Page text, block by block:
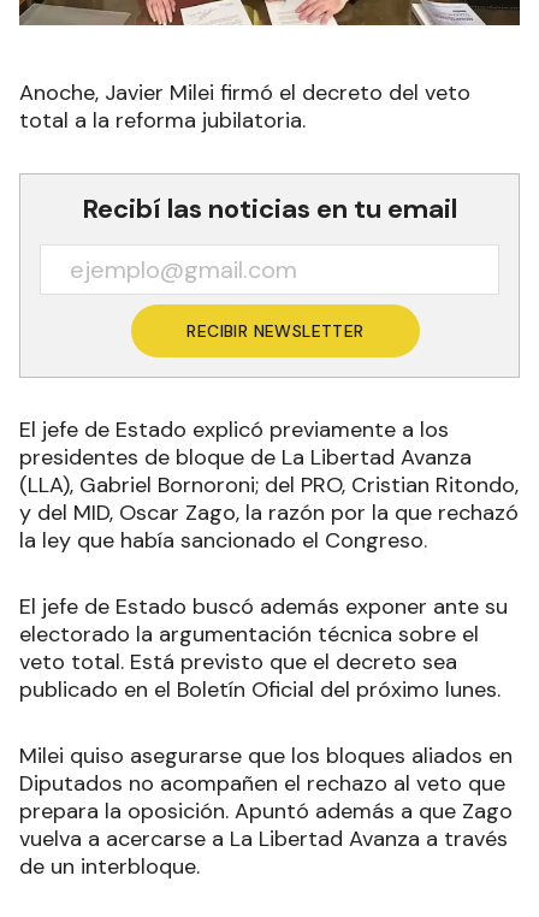
Anoche, Javier Milei firmó el decreto del veto
total a la reforma jubilatoria.
Recibí las noticias en tu email
RECIBIR NEWSLETTER
El jefe de Estado explicó previamente a los
presidentes de bloque de La Libertad Avanza
(LLA), Gabriel Bornoroni; del PRO, Cristian Ritondo,
y del MID, Oscar Zago, la razón por la que rechazó
la ley que había sancionado el Congreso.
El jefe de Estado buscó además exponer ante su
electorado la argumentación técnica sobre el
veto total. Está previsto que el decreto sea
publicado en el Boletín Oficial del próximo lunes.
Milei quiso asegurarse que los bloques aliados en
Diputados no acompañen el rechazo al veto que
prepara la oposición. Apuntó además a que Zago
vuelva a acercarse a La Libertad Avanza a través
de un interbloque.